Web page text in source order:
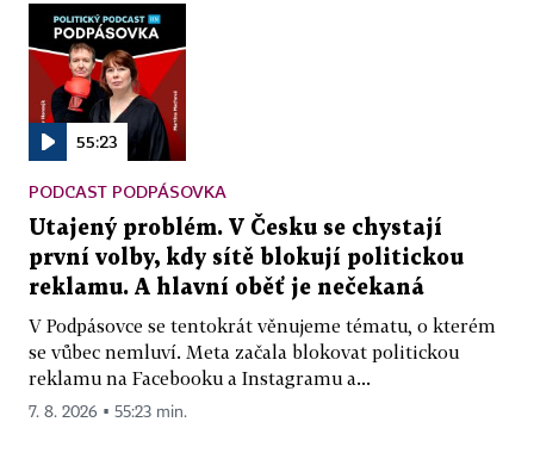
55:23
PODCAST PODPÁSOVKA
Utajený problém. V Česku se chystají
první volby, kdy sítě blokují politickou
reklamu. A hlavní oběť je nečekaná
V Podpásovce se tentokrát věnujeme tématu, o kterém
se vůbec nemluví. Meta začala blokovat politickou
reklamu na Facebooku a Instagramu a...
7. 8. 2026 ▪ 55:23 min.